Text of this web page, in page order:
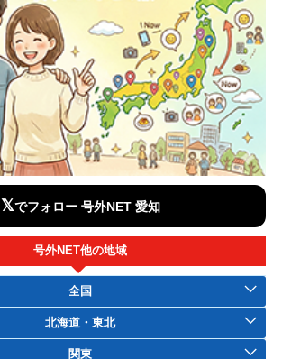
𝕏でフォロー 号外NET 愛知
号外NET他の地域
全国
北海道・東北
関東